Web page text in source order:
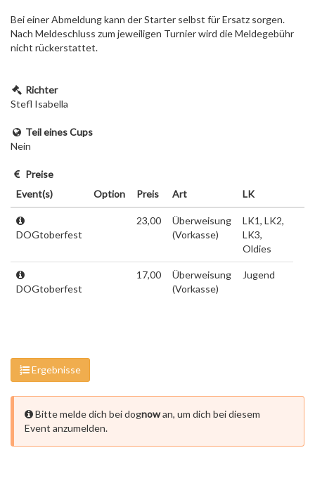
Bei einer Abmeldung kann der Starter selbst für Ersatz sorgen.
Nach Meldeschluss zum jeweiligen Turnier wird die Meldegebühr
nicht rückerstattet.
Richter
Stefl Isabella
Teil eines Cups
Nein
Preise
Event(s)
Option Preis Art LK
DOGtoberfest
23,00
Überweisung
(Vorkasse)
LK1, LK2,
LK3,
Oldies
DOGtoberfest
17,00
Überweisung
(Vorkasse)
Jugend
Ergebnisse
Bitte melde dich bei dognowan, um dich bei diesem
Event anzumelden.